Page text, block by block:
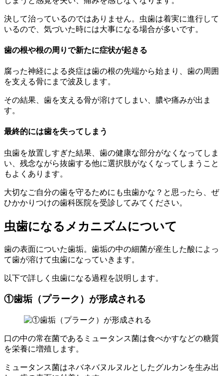
決して治っているのではありません。虫歯は着実に進行して
いるので、気づいた時には大事になる場合が多いです。
歯の根や根の周りで新たに症状が起きる
腐った神経による炎症は歯の根の先端から始まり、歯の周囲
を支える骨にまで波及します。
その結果、歯を支える骨が溶けてしまい、膿や痛みが出ま
す。
最終的には歯を失ってしまう
虫歯を放置しすぎた結果、歯の健康な部分がなくなってしま
い、残念ながら抜歯する他に選択肢がなくなってしまうこと
もよくあります。
大切なご自分の歯を守るためにも虫歯かな？と思ったら、ぜ
ひかかりつけの歯科医院を受診してみてください。
虫歯になるメカニズムについて
歯の表面についた歯垢。歯垢の中の細菌が産生した酸によっ
て歯が溶けて虫歯になっていきます。
以下で詳しく虫歯になる過程を説明します。
①歯垢（プラーク）が形成される
口の中の常在菌であるミュータンス菌は食べかすなどの糖質
を栄養に増殖します。
ミュータンス菌はネバネバヌルヌルとしたグルカンを生み出